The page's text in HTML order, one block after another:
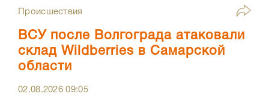
Происшествия
ВСУ после Волгограда атаковали
склад Wildberries в Самарской
области
02.08.202609:05